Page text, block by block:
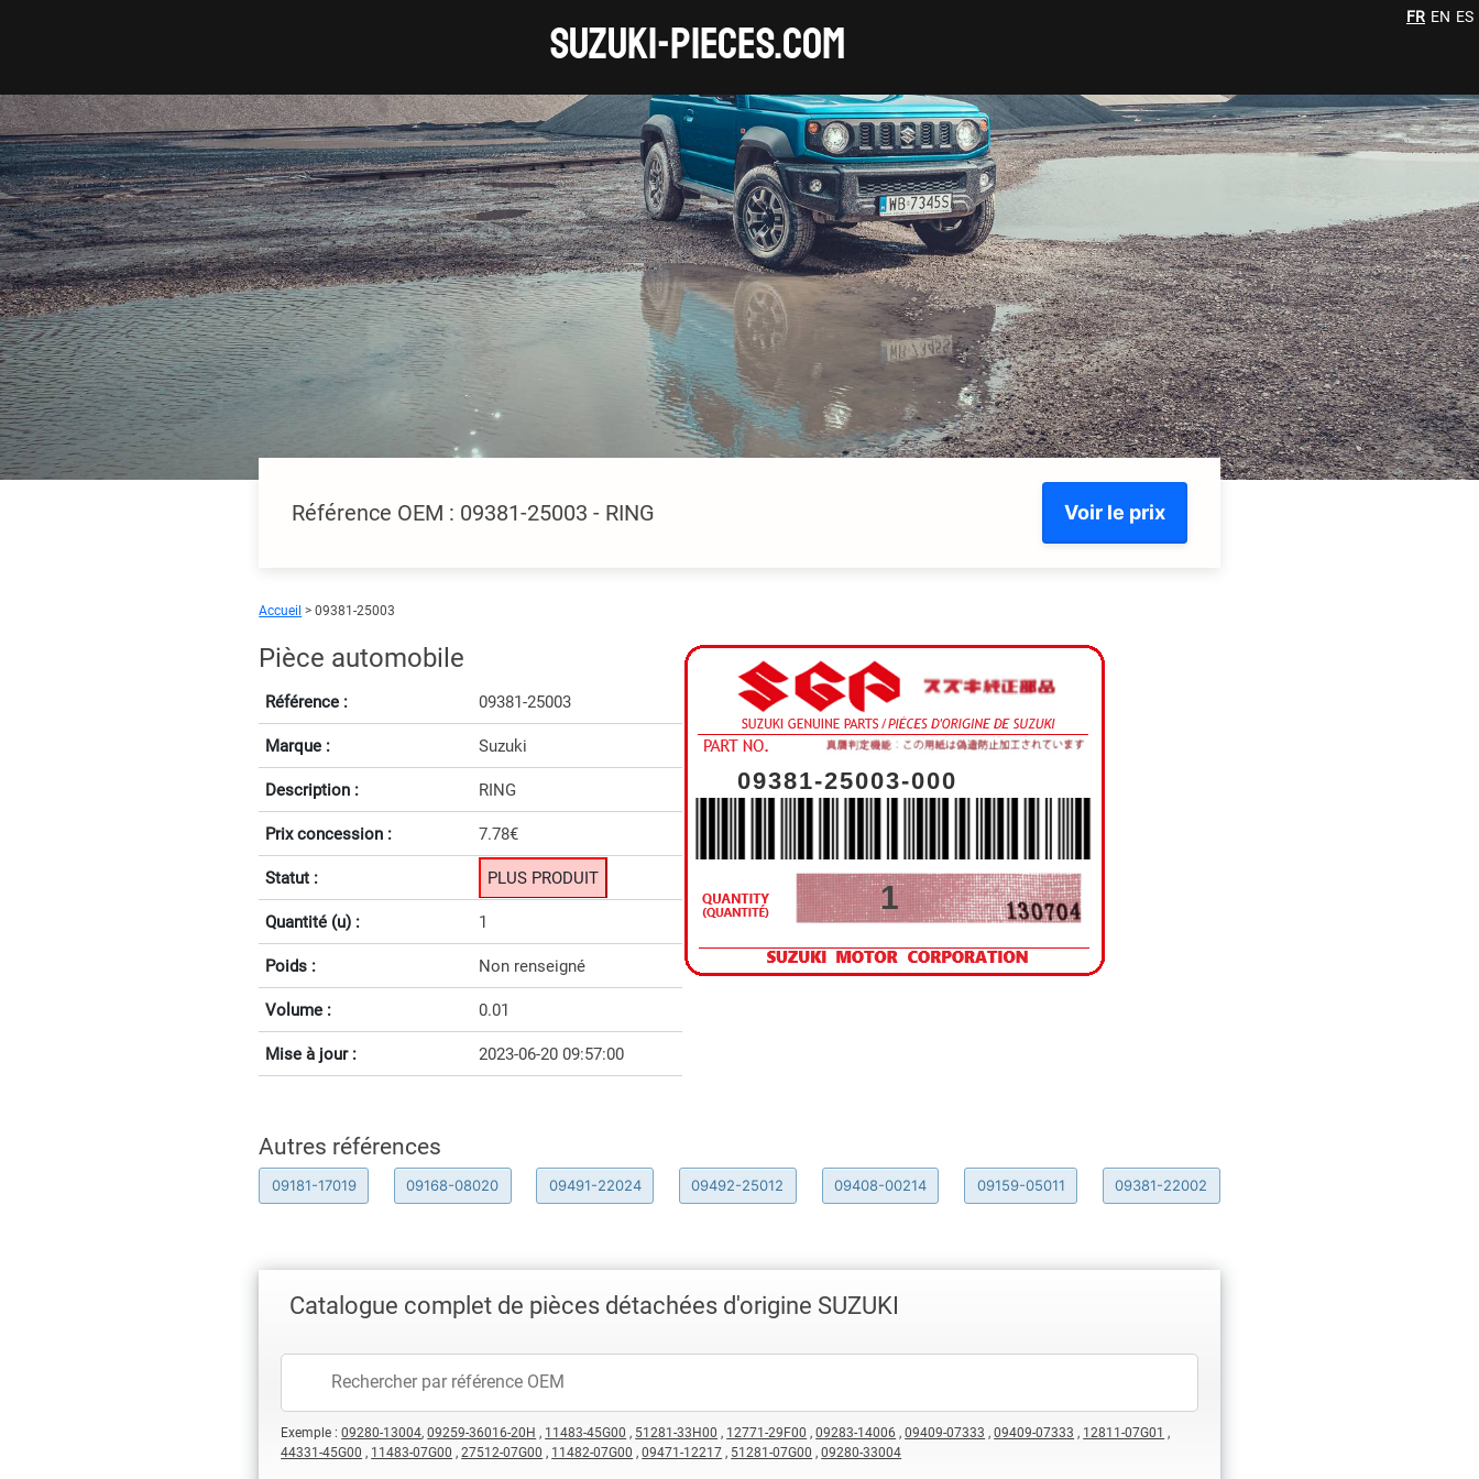
SUZUKI-pieces.com FR EN ES
Référence OEM : 09381-25003 - RING Voir le prix
Accueil > 09381-25003
Pièce automobile
Référence : 09381-25003
Marque : Suzuki
Description : RING
Prix concession : 7.78€
Statut : PLUS PRODUIT
Quantité (u) : 1
Poids : Non renseigné
Volume : 0.01
Mise à jour : 2023-06-20 09:57:00
09381-25003-000
1
Autres références
09181-17019 09168-08020 09491-22024 09492-25012 09408-00214 09159-05011 09381-22002
Catalogue complet de pièces détachées d'origine SUZUKI
Exemple :09280-13004,09259-36016-20H , 11483-45G00 , 51281-33H00 , 12771-29F00 ,09283-14006 ,09409-07333 ,09409-07333 , 12811-07G01 ,
44331-45G00 , 11483-07G00 ,27512-07G00 , 11482-07G00 ,09471-12217 , 51281-07G00 ,09280-33004